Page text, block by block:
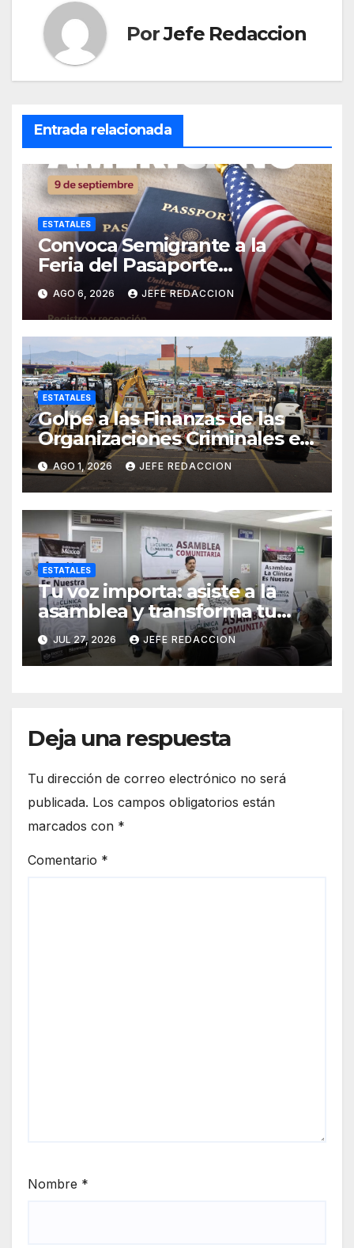
PorJefe Redaccion
Entrada relacionada
ESTATALES
Convoca Semigrante a la
Feria del Pasaporte
Estadounidense 2026
AGO 6, 2026 JEFE REDACCION
ESTATALES
Golpe a las Finanzas de las
Organizaciones Criminales en
Operativos
Interinstitucionales
AGO 1, 2026 JEFE REDACCION
ESTATALES
Tu voz importa: asiste a la
asamblea y transforma tu
clínica del IMSS-Bienestar
JUL 27, 2026 JEFE REDACCION
Deja una respuesta
Tu dirección de correo electrónico no será
publicada. Los campos obligatorios están
marcados con *
Comentario *
Nombre *